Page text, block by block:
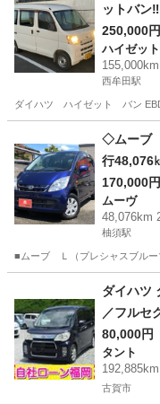
ットバン‼️
250,000円
ハイゼット
西牟田駅
ダイハツ ハイゼット バン
西牟田駅
◇ムー
行
othオー
170,000円
ムーヴ
48,076km
柚須駅
■ムーブ Ｌ（プレシャスブルー
柚須駅
ダイハツ
／フルセ
イドリン
イト／盗
イミング
80,000円
タント
古賀市